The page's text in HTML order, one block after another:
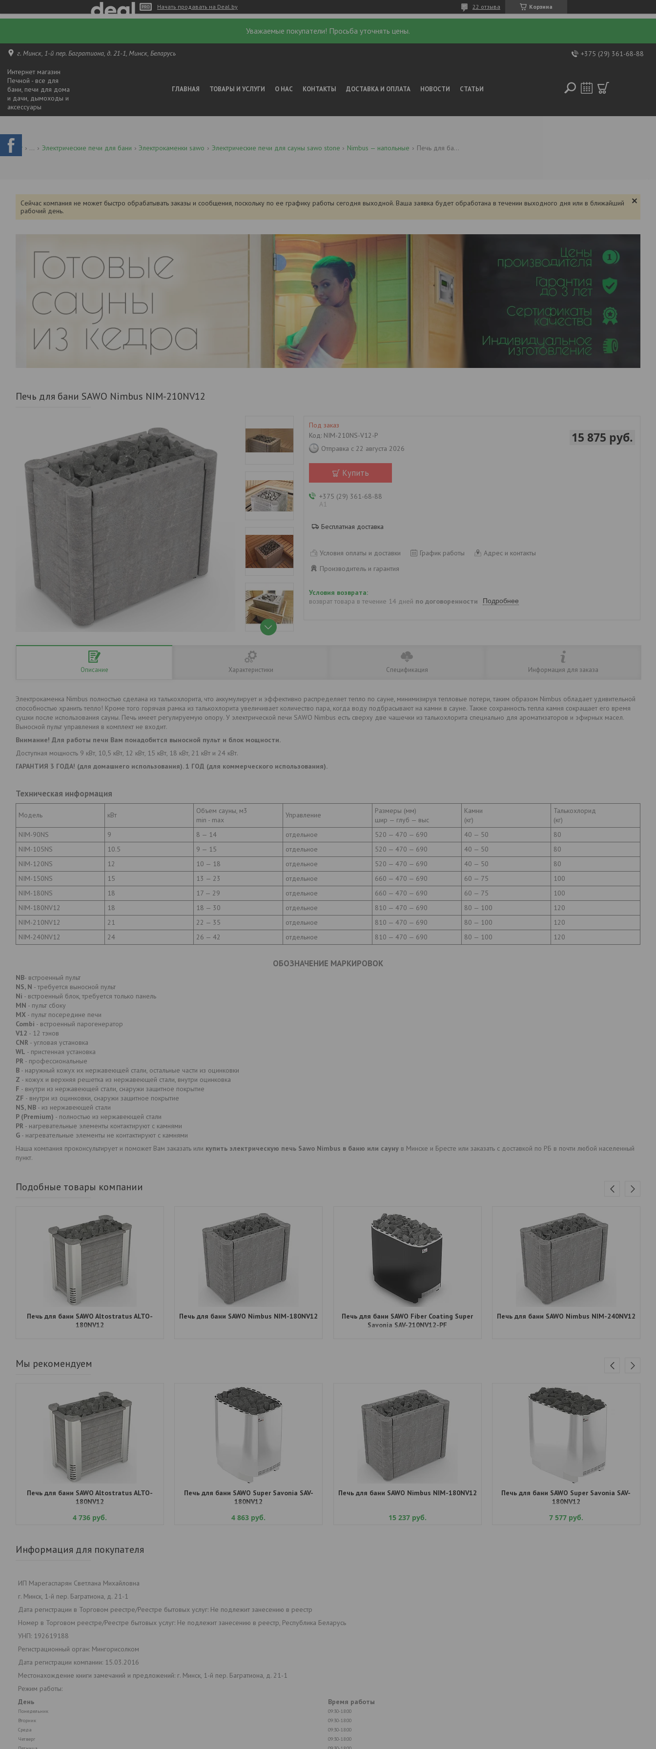
Начать продавать на Deal.by Корзина
22 отзыва
Уважаемые покупатели! Просьба уточнять цены.
г. Минск, 1-й пер. Багратиона, д. 21-1, Минск, Беларусь +375 (29) 361-68-88
Интернет магазин
Печной - все для
бани, печи для дома
и дачи, дымоходы и
аксессуары
ГЛАВНАЯ ТОВАРЫ И УСЛУГИ О НАС КОНТАКТЫ ДОСТАВКА И ОПЛАТА НОВОСТИ СТАТЬИ
... Электрические печи для бани Электрокаменки sawo Электрические печи для сауны sawo stone Nimbus — напольные Печь для бани sawo nimbus nim-210nv12
Сейчас компания не может быстро обрабатывать заказы и сообщения, поскольку по ее графику работы сегодня выходной. Ваша заявка будет обработана в течении выходного дня или в ближайший
рабочий день.
Печь для бани SAWO Nimbus NIM-210NV12
Под заказ
Код: NIM-210NS-V12-P
Отправка с 22 августа 2026
15 875 руб.
Купить
+375 (29) 361-68-88
А1
Бесплатная доставка
Условия оплаты и доставки График работы
Адрес и контакты
Производитель и гарантия
возврат товара в течение 14 дней по договоренности Подробнее
Описание Характеристики Спецификация Информация для заказа
Электрокаменка Nimbus полностью сделана из талькохлорита, что аккумулирует и эффективно распределяет тепло по сауне, минимизируя тепловые потери, таким образом Nimbus обладает удивительной
способностью хранить тепло! Кроме того горячая рамка из талькохлорита увеличивает количество пара, когда воду подбрасывают на камни в сауне. Также сохранность тепла камня сокращает его время
сушки после использования сауны. Печь имеет регулируемую опору. У электрической печи SAWO Nimbus есть сверху две чашечки из талькохлорита специально для ароматизаторов и эфирных масел.
Выносной пульт управления в комплект не входит.
Внимание! Для работы печи Вам понадобится выносной пульт и блок мощности.
Доступная мощность 9 кВт, 10,5 кВт, 12 кВт, 15 кВт, 18 кВт, 21 кВт и 24 кВт.
ГАРАНТИЯ 3 ГОДА! (для домашнего использования). 1 ГОД (для коммерческого использования).
Техническая информация
Модель кВт
Объем сауны, м3
min - max
Управление
Размеры (мм)
шир — глуб — выс
Камни
(кг)
Талькохлорид
(кг)
NIM-90NS
9 8 — 14 отдельное 520 — 470 — 690 40 — 50
80
NIM-105NS
10.5 9 — 15 отдельное 520 — 470 — 690 40 — 50
80
NIM-120NS
12 10 — 18 отдельное 520 — 470 — 690 40 — 50
80
NIM-150NS
15 13 — 23 отдельное 660 — 470 — 690 60 — 75
100
NIM-180NS
18 17 — 29 отдельное 660 — 470 — 690 60 — 75
100
NIM-180NV12
18 18 — 30 отдельное 810 — 470 — 690 80 — 100
120
NIM-210NV12
21 22 — 35 отдельное 810 — 470 — 690 80 — 100
120
NIM-240NV12
24 26 — 42 отдельное 810 — 470 — 690 80 — 100 120
ОБОЗНАЧЕНИЕ МАРКИРОВОК
NB- встроенный пульт
NS, N - требуется выносной пульт
Ni - встроенный блок, требуется только панель
MN - пульт сбоку
MX - пульт посередине печи
Combi - встроенный парогенератор
V12 - 12 тэнов
CNR - угловая установка
WL - пристенная установка
PR - профессиональные
В - наружный кожух их нержавеющей стали, остальные части из оцинковки
Z - кожух и верхняя решетка из нержавеющей стали, внутри оцинковка
F - внутри из нержавеющей стали, снаружи защитное покрытие
ZF - внутри из оцинковки, снаружи защитное покрытие
NS, NB - из нержавеющей стали
P (Premium) - полностью из нержавеющей стали
PR - нагревательные элементы контактируют с камнями
G - нагревательные элементы не контактируют с камнями
Наша компания проконсультирует и поможет Вам заказать или купить электрическую печь Sawo Nimbus в баню или сауну в Минске и Бресте или заказать с доставкой по РБ в почти любой населенный
пункт.
Подобные товары компании
Печь для бани SAWO Altostratus ALTO-
180NV12
Печь для бани SAWO Nimbus NIM-180NV12
Печь для бани SAWO Fiber Coating Super
Savonia SAV-210NV12-PF
Печь для бани SAWO Nimbus NIM-240NV12
Мы рекомендуем
Печь для бани SAWO Altostratus ALTO-
180NV12
4 736 руб.
Печь для бани SAWO Super Savonia SAV-
180NV12
4 863 руб.
Печь для бани SAWO Nimbus NIM-180NV12
15 237 руб.
Печь для бани SAWO Super Savonia SAV-
180NV12
7 577 руб.
Информация для покупателя
ИП Марегаспарян Светлана Михайловна
г. Минск, 1-й пер. Багратиона, д. 21-1
Дата регистрации в Торговом реестре/Реестре бытовых услуг: Не подлежит занесению в реестр
Номер в Торговом реестре/Реестре бытовых услуг: Не подлежит занесению в реестр, Республика Беларусь
УНП: 192619188
Регистрационный орган: Мингорисолком
Дата регистрации компании: 15.03.2016
Местонахождение книги замечаний и предложений: г. Минск, 1-й пер. Багратиона, д. 21-1
Режим работы:
День
Время работы
Понедельник
09:30-18:00
Вторник
09:30-18:00
Среда
09:30-18:00
Четверг
09:30-18:00